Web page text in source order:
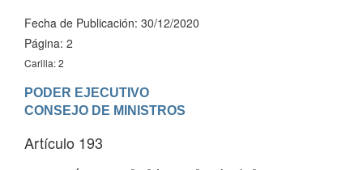
Fecha de Publicación: 30/12/2020
Página: 2
Carilla: 2
PODER EJECUTIVO
Artículo 193